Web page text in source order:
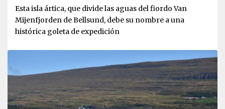
Esta isla ártica, que divide las aguas del fiordo Van
Mijenfjorden de Bellsund, debe su nombre a una
histórica goleta de expedición